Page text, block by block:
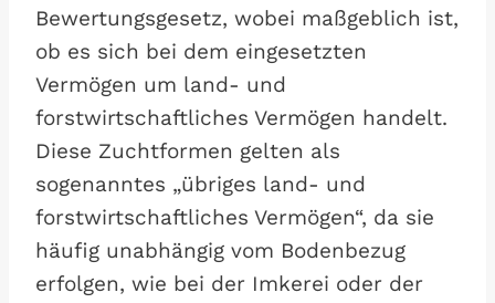
Bewertungsgesetz, wobei maßgeblich ist,
ob es sich bei dem eingesetzten
Vermögen um land- und
forstwirtschaftliches Vermögen handelt.
Diese Zuchtformen gelten als
sogenanntes „übriges land- und
forstwirtschaftliches Vermögen“, da sie
häufig unabhängig vom Bodenbezug
erfolgen, wie bei der Imkerei oder der